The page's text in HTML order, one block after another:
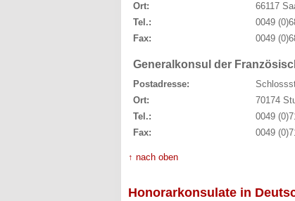
Ort:
66117
Tel.:
0049
Fax:
0049
Generalkonsul der
Postadresse:
Ort:
70174
Tel.:
0049
Fax:
0049
↑ nach oben
Honorarkonsulate in